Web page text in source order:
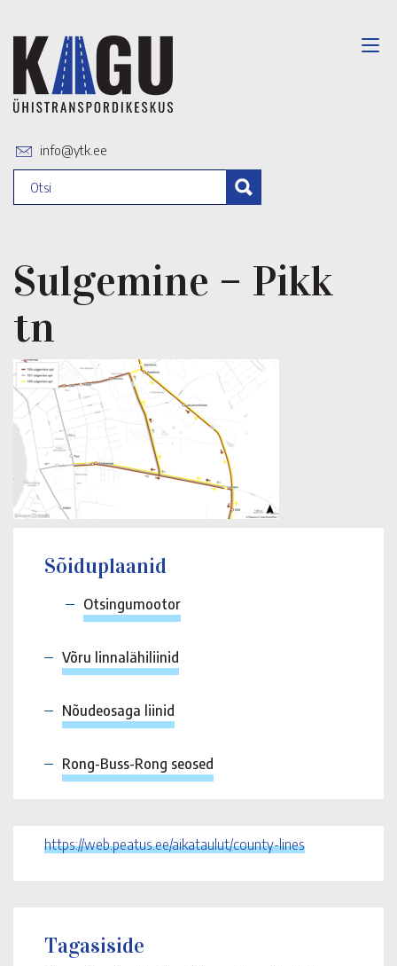
info@ytk.ee
Sulgemine – Pikk
tn
Sõiduplaanid
Otsingumootor
Võru linnalähiliinid
Nõudeosaga liinid
Rong-Buss-Rong seosed
https://web.peatus.ee/aikataulut/county-lines
Tagasiside